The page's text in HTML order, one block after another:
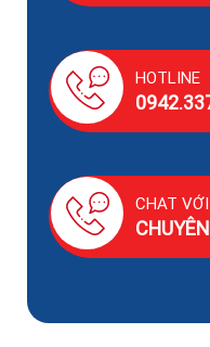
HOTLINE
CHAT VỚI